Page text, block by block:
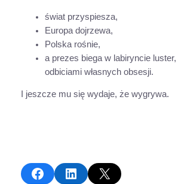
świat przyspiesza,
Europa dojrzewa,
Polska rośnie,
a prezes biega w labiryncie
odbiciami własnych obsesji.
I jeszcze mu się wydaje, że wygrywa.
Share on Facebook
Share on LinkedIn
Share on X